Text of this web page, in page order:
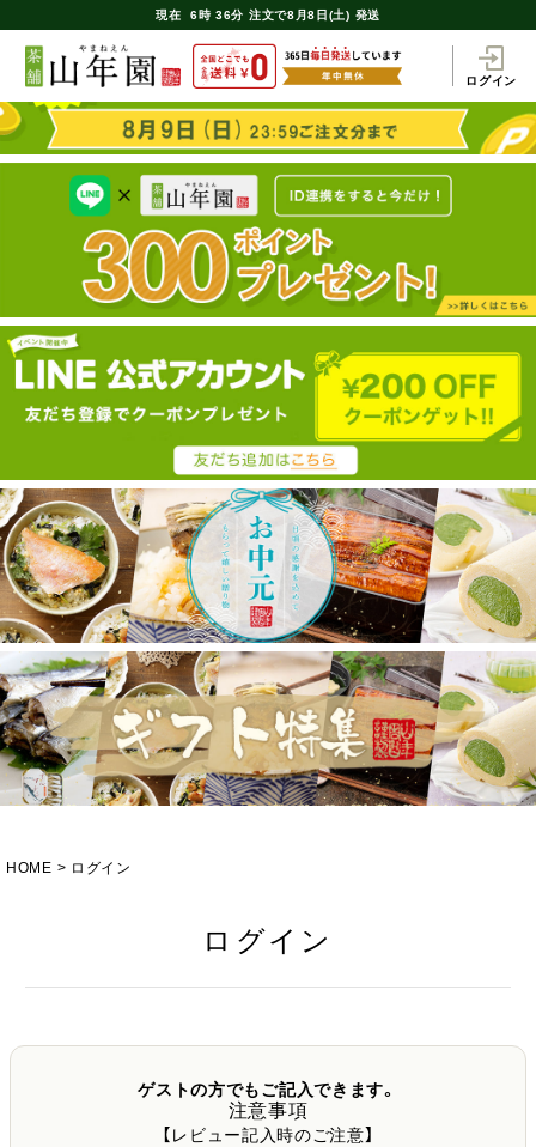
現在 6時 36分 注文で8月8日(土) 発送
ログイン
HOME ログイン
ログイン
ゲストの方でもご記入できます。
注意事項
【レビュー記入時のご注意】